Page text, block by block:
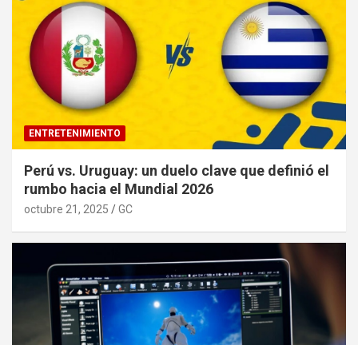
ENTRETENIMIENTO
Perú vs. Uruguay: un duelo clave que definió el
rumbo hacia el Mundial 2026
octubre 21, 2025 GC